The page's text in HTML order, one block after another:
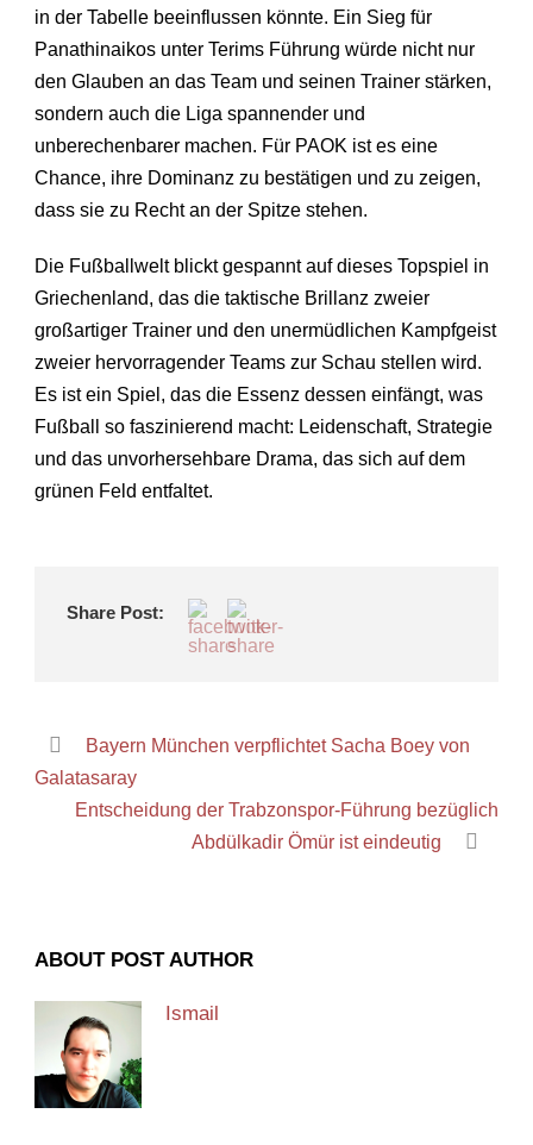
in der Tabelle beeinflussen könnte. Ein Sieg für
Panathinaikos unter Terims Führung würde nicht nur
den Glauben an das Team und seinen Trainer stärken,
sondern auch die Liga spannender und
unberechenbarer machen. Für PAOK ist es eine
Chance, ihre Dominanz zu bestätigen und zu zeigen,
dass sie zu Recht an der Spitze stehen.
Die Fußballwelt blickt gespannt auf dieses Topspiel in
Griechenland, das die taktische Brillanz zweier
großartiger Trainer und den unermüdlichen Kampfgeist
zweier hervorragender Teams zur Schau stellen wird.
Es ist ein Spiel, das die Essenz dessen einfängt, was
Fußball so faszinierend macht: Leidenschaft, Strategie
und das unvorhersehbare Drama, das sich auf dem
grünen Feld entfaltet.
Share Post:
Bayern München verpflichtet Sacha Boey von
Galatasaray
Entscheidung der Trabzonspor-Führung bezüglich
Abdülkadir Ömür ist eindeutig
ABOUT POST AUTHOR
Ismail